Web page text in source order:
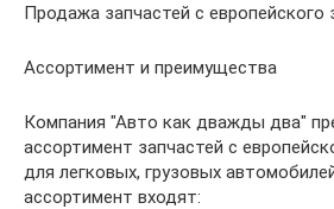
Продажа запчастей с европейского
Ассортимент и преимущества
Компания "Авто как дважды два"
ассортимент запчастей с
для легковых, грузовых
ассортимент входят: